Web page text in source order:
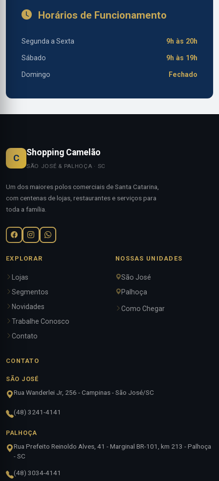
Horários de Funcionamento
Segunda a Sexta 9h às 20h
Sábado 9h às 19h
Domingo Fechado
C
Shopping Camelão
SÃO JOSÉ & PALHOÇA · SC
Um dos maiores polos comerciais de Santa Catarina,
com centenas de lojas, restaurantes e serviços para
toda a família.
EXPLORAR
Lojas
Segmentos
Novidades
Trabalhe Conosco
Contato
NOSSAS UNIDADES
São José
Palhoça
Como Chegar
CONTATO
SÃO JOSÉ
Rua Wanderlei Jr, 256 - Campinas - São José/SC
(48) 3241-4141
PALHOÇA
Rua Prefeito Reinoldo Alves, 41 - Marginal BR-101, km 213 - Palhoça
- SC
(48) 3034-4141